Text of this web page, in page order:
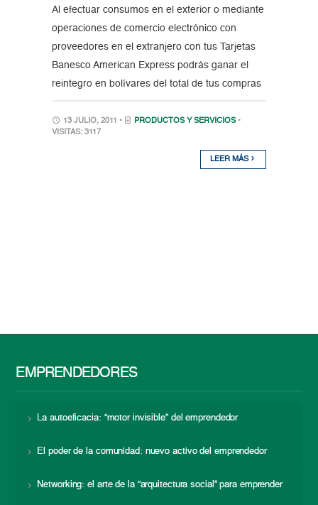
Al efectuar consumos en el exterior o mediante
operaciones de comercio electrónico con
proveedores en el extranjero con tus Tarjetas
Banesco American Express podrás ganar el
reintegro en bolívares del total de tus compras
13 JULIO, 2011 • PRODUCTOS Y SERVICIOS •
VISITAS: 3117
LEER MÁS
EMPRENDEDORES
La autoeficacia: “motor invisible” del emprendedor
El poder de la comunidad: nuevo activo del emprendedor
Networking: el arte de la “arquitectura social” para emprender